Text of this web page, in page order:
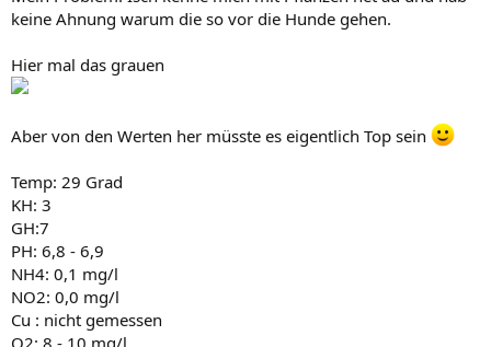
keine Ahnung warum die so vor die Hunde gehen.
Hier mal das grauen
Aber von den Werten her müsste es eigentlich Top sein
Temp: 29 Grad
KH: 3
GH:7
PH: 6,8 - 6,9
NH4: 0,1 mg/l
NO2: 0,0 mg/l
Cu : nicht gemessen
O2: 8 - 10 mg/l